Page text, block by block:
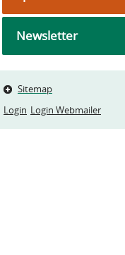
Newsletter
Sitemap
Login Login Webmailer